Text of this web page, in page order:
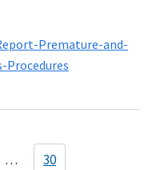
Premature-and-
… 30